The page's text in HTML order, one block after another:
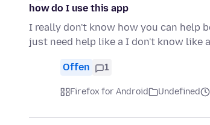
how do I use this app
I really don't know how you can help
just need help like a I don't know like
Offen 1
Firefox for Android Undefined